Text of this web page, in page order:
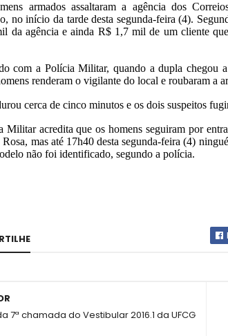
armados assaltaram a agência dos
no início da tarde desta segunda-feira (4).
da agência e ainda R$ 1,7 mil de um cliente
com a Polícia Militar, quando a dupla chegou a
renderam o vigilante do local e roubaram a
cerca de cinco minutos e os dois suspeitos
Militar acredita que os homens seguiram por
Rosa, mas até 17h40 desta segunda-feira (4)
não foi identificado, segundo a polícia.
7ª chamada do Vestibular 2016.1 da UFCG